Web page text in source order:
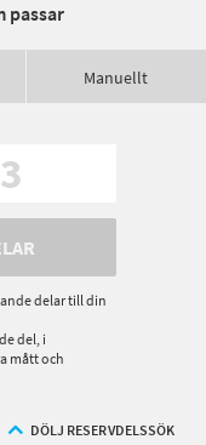
passar
Manuellt
delar till din
del, i
mått och
DÖLJ RESERVDELSSÖK